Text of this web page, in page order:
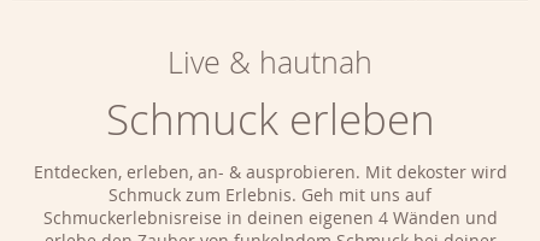
Live & hautnah
Schmuck erleben
Entdecken, erleben, an- & ausprobieren. Mit dekoster wird
Schmuck zum Erlebnis. Geh mit uns auf
Schmuckerlebnisreise in deinen eigenen 4 Wänden und